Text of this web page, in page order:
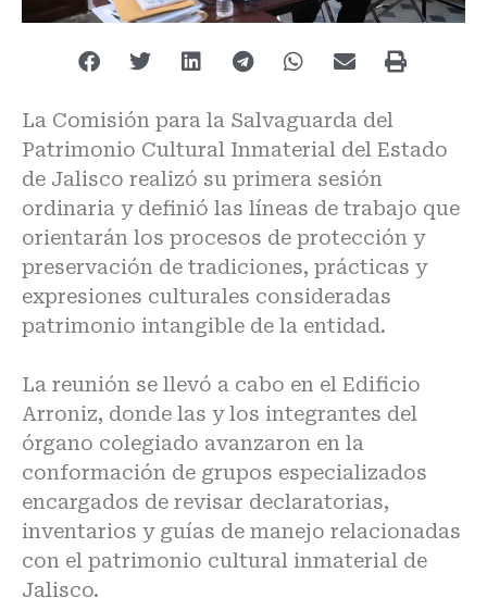
La Comisión para la Salvaguarda del
Patrimonio Cultural Inmaterial del Estado
de Jalisco realizó su primera sesión
ordinaria y definió las líneas de trabajo que
orientarán los procesos de protección y
preservación de tradiciones, prácticas y
expresiones culturales consideradas
patrimonio intangible de la entidad.
La reunión se llevó a cabo en el Edificio
Arroniz, donde las y los integrantes del
órgano colegiado avanzaron en la
conformación de grupos especializados
encargados de revisar declaratorias,
inventarios y guías de manejo relacionadas
con el patrimonio cultural inmaterial de
Jalisco.